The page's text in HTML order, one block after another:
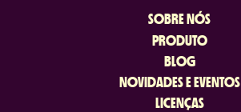
SOBRE NÓS
PRODUTO
BLOG
NOVIDADES E EVENTOS
LICENÇAS